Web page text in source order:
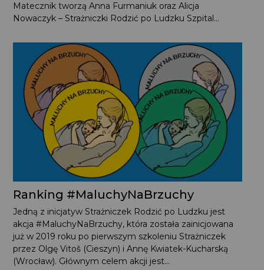
Matecznik tworzą Anna Furmaniuk oraz Alicja
Nowaczyk – Strażniczki Rodzić po Ludzku Szpital...
Ranking #MaluchyNaBrzuchy
Jedną z inicjatyw Strażniczek Rodzić po Ludzku jest
akcja #MaluchyNaBrzuchy, która została zainicjowana
już w 2019 roku po pierwszym szkoleniu Strażniczek
przez Olgę Vitoš (Cieszyn) i Annę Kwiatek-Kucharską
(Wrocław). Głównym celem akcji jest...